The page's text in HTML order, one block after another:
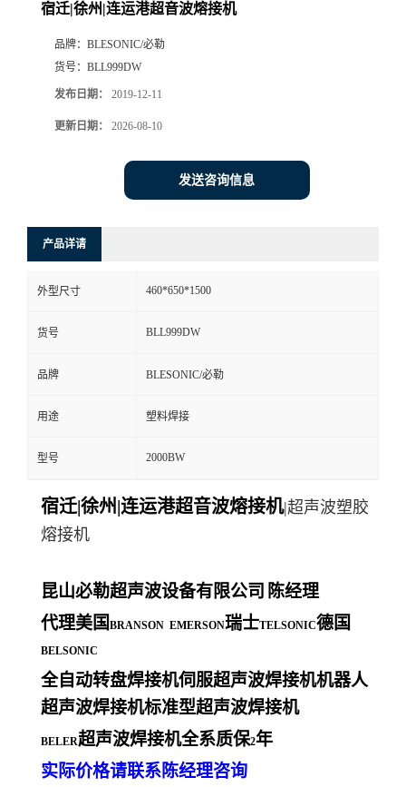
宿迁|徐州|连运港超音波熔接机
品牌： BLESONIC/必勒
货号： BLL999DW
发布日期： 2019-12-11
更新日期： 2026-08-10
发送咨询信息
产品详请
外型尺寸 460*650*1500
货号 BLL999DW
品牌 BLESONIC/必勒
用途 塑料焊接
型号 2000BW
宿迁|徐州|连运港超音波熔接机|超声波塑胶
熔接机
昆山必勒超声波设备有限公司 陈经理
代理美国 BRANSON EMERSON瑞士TELSONIC德国
BELSONIC
全自动转盘焊接机伺服超声波焊接机机器人
超声波焊接机标准型超声波焊接机
BELER超声波焊接机全系质保2年
实际价格请联系陈经理咨询